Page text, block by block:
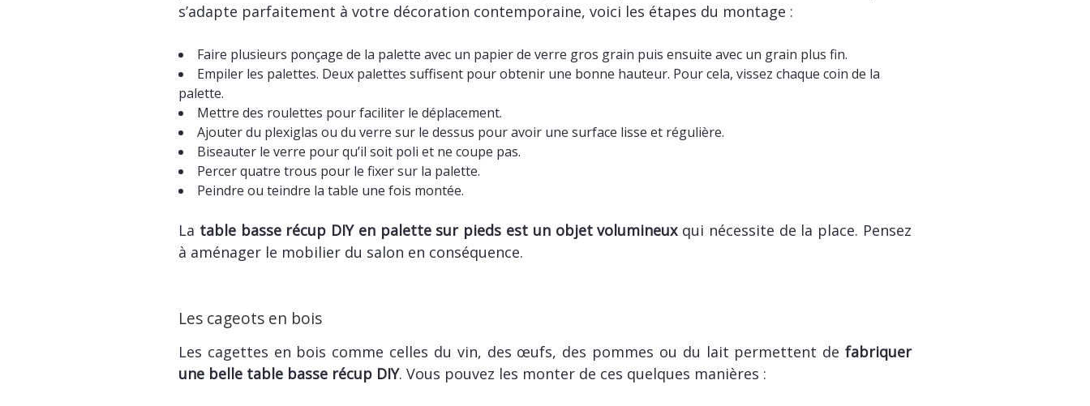
s’adapte parfaitement à votre décoration contemporaine, voici les étapes du montage :
Faire plusieurs ponçage de la palette avec un papier de verre gros grain puis ensuite avec un grain plus fin.
Empiler les palettes. Deux palettes suffisent pour obtenir une bonne hauteur. Pour cela, vissez chaque coin de la
palette.
Mettre des roulettes pour faciliter le déplacement.
Ajouter du plexiglas ou du verre sur le dessus pour avoir une surface lisse et régulière.
Biseauter le verre pour qu’il soit poli et ne coupe pas.
Percer quatre trous pour le fixer sur la palette.
Peindre ou teindre la table une fois montée.
La table basse récup DIY en palette sur pieds est un objet volumineuxqui nécessite de la place. Pensez
à aménager le mobilier du salon en conséquence.
Les cageots en bois
Les cagettes en bois comme celles du vin, des œufs, des pommes ou du lait permettent de fabriquer
une belle table basse récup DIY. Vous pouvez les monter de ces quelques manières :